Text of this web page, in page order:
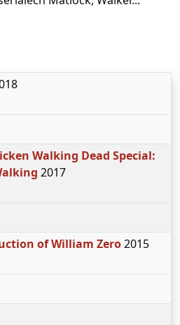
Walking Dead Special:
2017
of William Zero2015